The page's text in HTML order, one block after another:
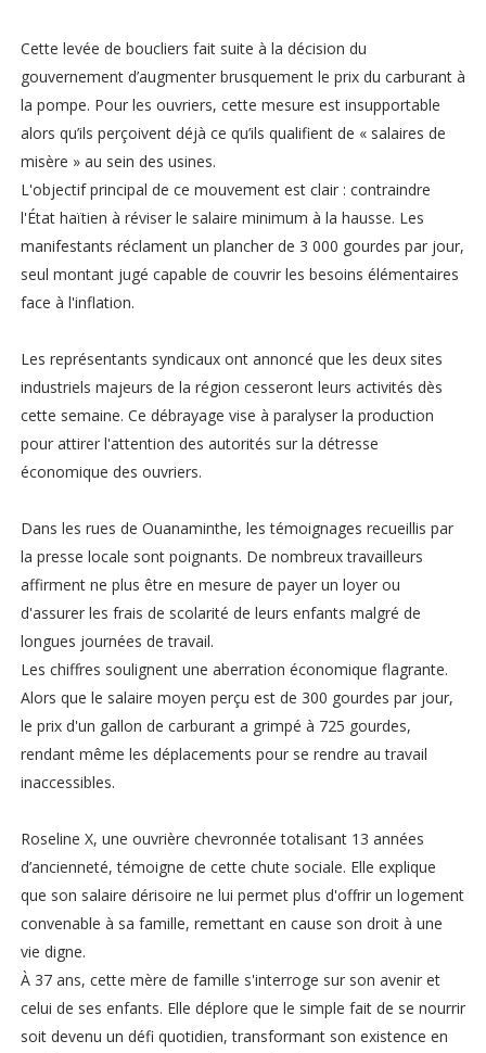
Cette levée de boucliers fait suite à la décision du
gouvernement d’augmenter brusquement le prix du carburant à
la pompe. Pour les ouvriers, cette mesure est insupportable
alors qu’ils perçoivent déjà ce qu’ils qualifient de « salaires de
misère » au sein des usines.
L'objectif principal de ce mouvement est clair : contraindre
l'État haïtien à réviser le salaire minimum à la hausse. Les
manifestants réclament un plancher de 3 000 gourdes par jour,
seul montant jugé capable de couvrir les besoins élémentaires
face à l'inflation.
Les représentants syndicaux ont annoncé que les deux sites
industriels majeurs de la région cesseront leurs activités dès
cette semaine. Ce débrayage vise à paralyser la production
pour attirer l'attention des autorités sur la détresse
économique des ouvriers.
Dans les rues de Ouanaminthe, les témoignages recueillis par
la presse locale sont poignants. De nombreux travailleurs
affirment ne plus être en mesure de payer un loyer ou
d'assurer les frais de scolarité de leurs enfants malgré de
longues journées de travail.
Les chiffres soulignent une aberration économique flagrante.
Alors que le salaire moyen perçu est de 300 gourdes par jour,
le prix d'un gallon de carburant a grimpé à 725 gourdes,
rendant même les déplacements pour se rendre au travail
inaccessibles.
Roseline X, une ouvrière chevronnée totalisant 13 années
d’ancienneté, témoigne de cette chute sociale. Elle explique
que son salaire dérisoire ne lui permet plus d'offrir un logement
convenable à sa famille, remettant en cause son droit à une
vie digne.
À 37 ans, cette mère de famille s'interroge sur son avenir et
celui de ses enfants. Elle déplore que le simple fait de se nourrir
soit devenu un défi quotidien, transformant son existence en